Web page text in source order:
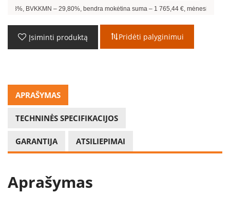
29,80%, bendra mokėtina suma –1 765,44€, mėnesio įmoka –147,12€.
Įsiminti produktą Pridėti palyginimui
APRAŠYMAS
TECHNINĖS SPECIFIKACIJOS
GARANTIJA ATSILIEPIMAI
Aprašymas